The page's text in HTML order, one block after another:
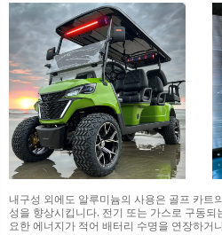
내구성 외에도 알루미늄의 사용은 골프 카트
성을 향상시킵니다. 전기 또는 가스로 구동되
요한 에너지가 적어 배터리 수명을 연장하거